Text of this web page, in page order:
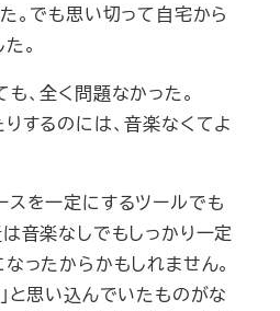
。でも思い切って自宅から
。
、全く問題なかった。
するのには、音楽なくてよ
を一定にするツールでも
音楽なしでもしっかり一定
ったからかもしれません。
と思い込んでいたものがな